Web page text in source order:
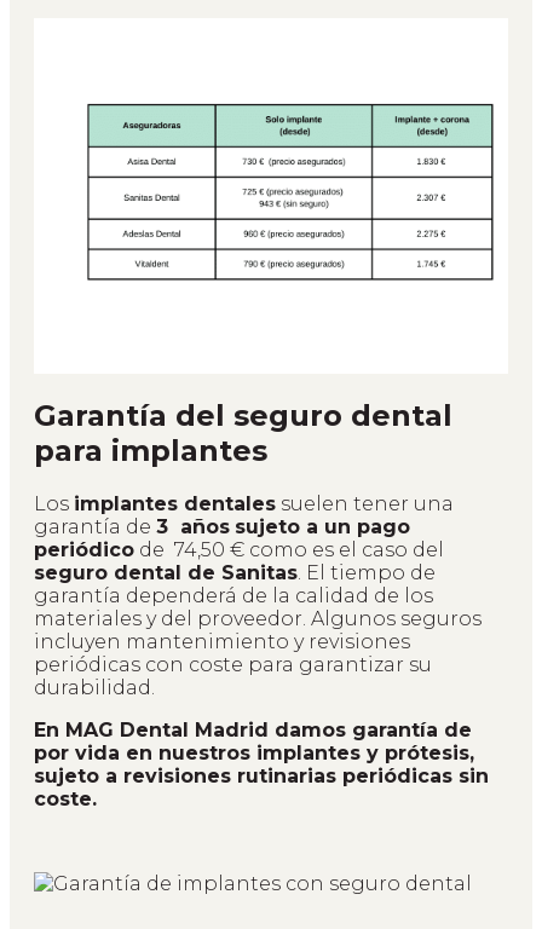
Garantía del seguro dental
para implantes
Los implantes dentales suelen tener una
garantía de 3 años sujeto a un pago
periódico de 74,50 € como es el caso del
seguro dental de Sanitas . El tiempo de
garantía dependerá de la calidad de los
materiales y del proveedor. Algunos seguros
incluyen mantenimiento y revisiones
periódicas con coste para garantizar su
durabilidad.
En MAG Dental Madrid damos garantía de
por vida en nuestros implantes y prótesis,
sujeto a revisiones rutinarias periódicas sin
coste.